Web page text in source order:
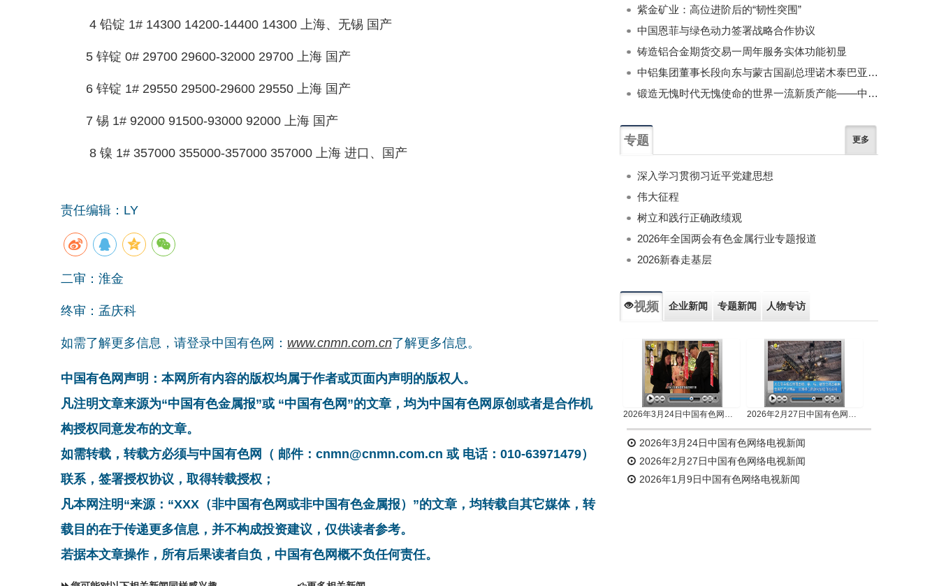
4 铅锭 1# 14300 14200-14400 14300 上海、无锡 国产
5 锌锭 0# 29700 29600-32000 29700 上海 国产
6 锌锭 1# 29550 29500-29600 29550 上海 国产
7 锡 1# 92000 91500-93000 92000 上海 国产
8 镍 1# 357000 355000-357000 357000 上海 进口、国产
责任编辑：LY
二审：淮金
终审：孟庆科
如需了解更多信息，请登录中国有色网： www.cnmn.com.cn了解更多信息。
中国有色网声明：本网所有内容的版权均属于作者或页面内声明的版权人。
凡注明文章来源为“中国有色金属报”或 “中国有色网”的文章，均为中国有色网原创或者是合作机
构授权同意发布的文章。
如需转载，转载方必须与中国有色网（ 邮件：cnmn@cnmn.com.cn 或 电话：010-63971479）
联系，签署授权协议，取得转载授权；
凡本网注明“来源：“XXX（非中国有色网或非中国有色金属报）”的文章，均转载自其它媒体，转
载目的在于传递更多信息，并不构成投资建议，仅供读者参考。
若据本文章操作，所有后果读者自负，中国有色网概不负任何责任。
紫金矿业：高位进阶后的“韧性突围”
中国恩菲与绿色动力签署战略合作协议
铸造铝合金期货交易一周年服务实体功能初显
中铝集团董事长段向东与蒙古国副总理诺木泰巴亚尔举行会谈
锻造无愧时代无愧使命的世界一流新质产能——中国有色金属工业的战略应对与破局之道（二）
专题 更多
深入学习贯彻习近平党建思想
伟大征程
树立和践行正确政绩观
2026年全国两会有色金属行业专题报道
2026新春走基层
视频 企业新闻 专题新闻 人物专访
2026年3月24日中国有色网络电视新闻 2026年2月27日中国有色网络电视新闻
2026年3月24日中国有色网络电视新闻
2026年2月27日中国有色网络电视新闻
2026年1月9日中国有色网络电视新闻